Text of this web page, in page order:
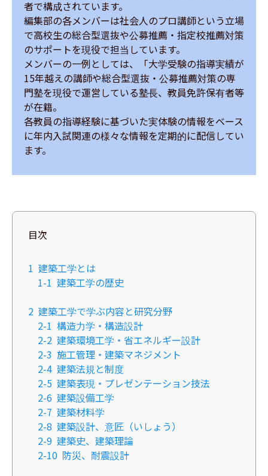
者で構成されています。
編集部の各メンバーは社会人のプロ講師という立場
で高校生の総合型選抜や公募推薦・指定校推薦対策
のサポートを現役で担当しています。
メンバーの一例としては、「大学受験の指導実績が
15年越えの講師や総合型選抜・公募推薦対策の専
門塾を現役で運営している塾長、教員免許保有者等
が在籍。
各教員の指導経験に基づいた実体験の情報をベース
に年内入試関連の様々な情報を定期的に配信してい
ます。
目次
1 建築工学とは
1-1 建築工学の歴史
2 建築工学で学ぶ内容と研究分野
2-1 構造力学・構造設計
2-2 ​建築環境工学・省エネルギー設計
2-3 ​施工管理・建築マネジメント
2-4 建築法規と制度
2-5 ​建築表現・プレゼンテーション技法
2-6 建築設備工学
2-7 建築材料学
2-8 建築設計、意匠（いしょう）
2-9 建築史、建築理論
2-10 防災、耐震設計